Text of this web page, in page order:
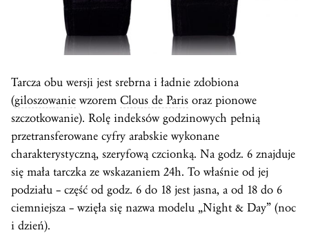
Tarcza obu wersji jest srebrna i ładnie zdobiona
(giloszowanie wzorem Clous de Paris oraz pionowe
szczotkowanie). Rolę indeksów godzinowych pełnią
przetransferowane cyfry arabskie wykonane
charakterystyczną, szeryfową czcionką. Na godz. 6 znajduje
się mała tarczka ze wskazaniem 24h. To właśnie od jej
podziału – część od godz. 6 do 18 jest jasna, a od 18 do 6
ciemniejsza – wzięła się nazwa modelu „Night & Day” (noc
i dzień).